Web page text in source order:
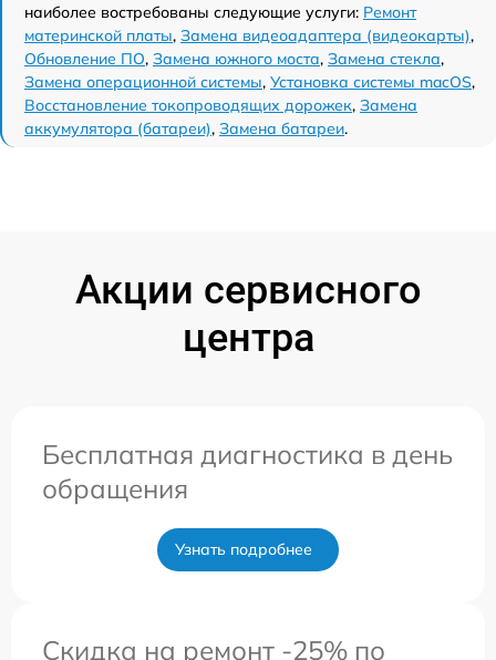
наиболее востребованы следующие услуги: Ремонт
материнской платы, Замена видеоадаптера (видеокарты),
Обновление ПО, Замена южного моста, Замена стекла,
Замена операционной системы, Установка системы macOS,
Восстановление токопроводящих дорожек, Замена
аккумулятора (батареи), Замена батареи.
Акции сервисного
центра
Бесплатная диагностика в день
обращения
Узнать подробнее
Скидка на ремонт -25% по